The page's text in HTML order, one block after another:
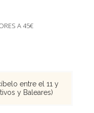
A 45€
entre el 11 y
y Baleares)